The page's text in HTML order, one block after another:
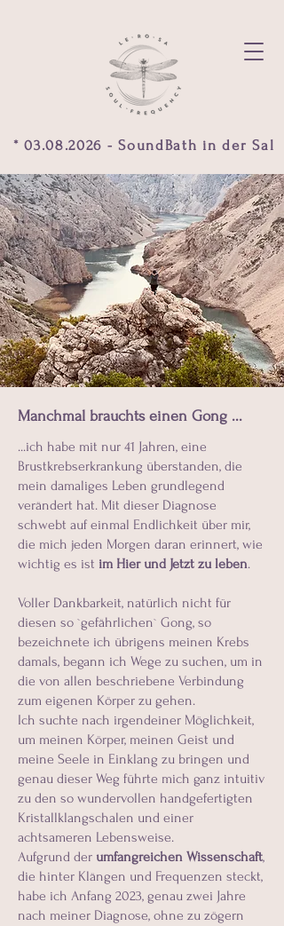
* 03.08.2026 - SoundBath in
Manchmal brauchts einen Gong ...
...ich habe mit nur 41 Jahren, eine
Brustkrebserkrankung überstanden, die
mein damaliges Leben grundlegend
verändert hat. Mit dieser Diagnose
schwebt auf einmal Endlichkeit über mir,
die mich jeden Morgen daran erinnert, wie
wichtig es ist im Hier und Jetzt zu leben.
Voller Dankbarkeit, natürlich nicht für
diesen so `gefährlichen` Gong, so
bezeichnete ich übrigens meinen Krebs
damals, begann ich Wege zu suchen, um in
die von allen beschriebene Verbindung
zum eigenen Körper zu gehen.
Ich suchte nach irgendeiner Möglichkeit,
um meinen Körper, meinen Geist und
meine Seele in Einklang zu bringen und
genau dieser Weg führte mich ganz intuitiv
zu den so wundervollen handgefertigten
Kristallklangschalen und einer
achtsameren Lebensweise.
Aufgrund der umfangreichen Wissenschaft,
die hinter Klängen und Frequenzen steckt,
habe ich Anfang 2023, genau zwei Jahre
nach meiner Diagnose, ohne zu zögern